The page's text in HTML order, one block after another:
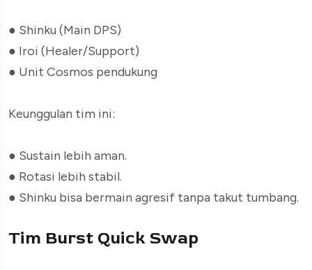
● Shinku (Main DPS)
● Iroi (Healer/Support)
● Unit Cosmos pendukung
Keunggulan tim ini:
● Sustain lebih aman.
● Rotasi lebih stabil.
● Shinku bisa bermain agresif tanpa takut tumbang.
Tim Burst Quick Swap